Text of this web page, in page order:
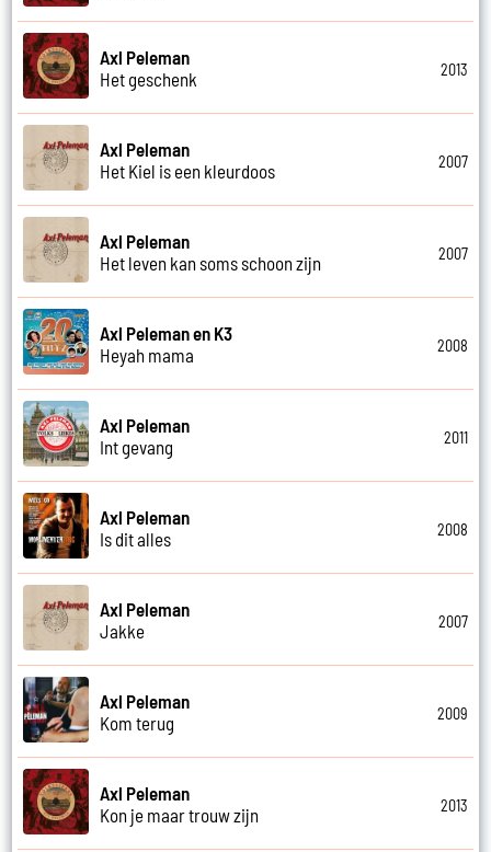
Axl Peleman
Het geschenk
2013
Axl Peleman
Het Kiel is een kleurdoos
2007
Axl Peleman
Het leven kan soms schoon zijn
2007
Axl Peleman en K3
Heyah mama
2008
Axl Peleman
Int gevang
2011
Axl Peleman
Is dit alles
2008
Axl Peleman
Jakke
2007
Axl Peleman
Kom terug
2009
Axl Peleman
Kon je maar trouw zijn
2013